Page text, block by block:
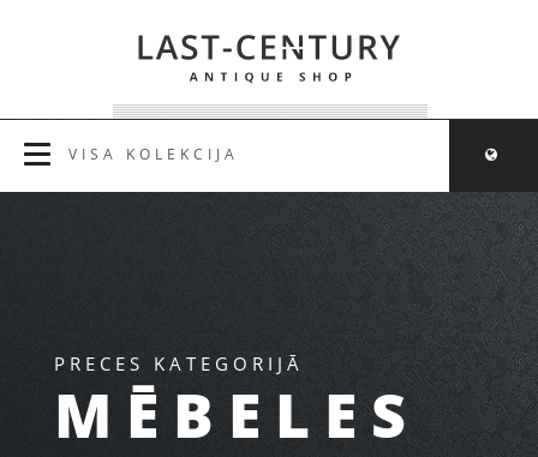
VISA KOLEKCIJA
PRECES KATEGORIJĀ
MĒBELES